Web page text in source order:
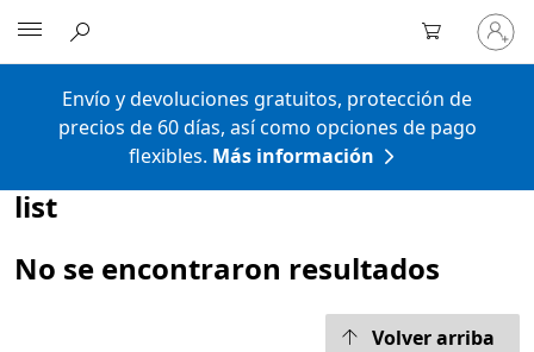
Iniciar
sesión
en
cuenta
Envío y devoluciones gratuitos, protección de
precios de 60 días, así como opciones de pago
flexibles. Más información
list
No se encontraron resultados
Volver arriba